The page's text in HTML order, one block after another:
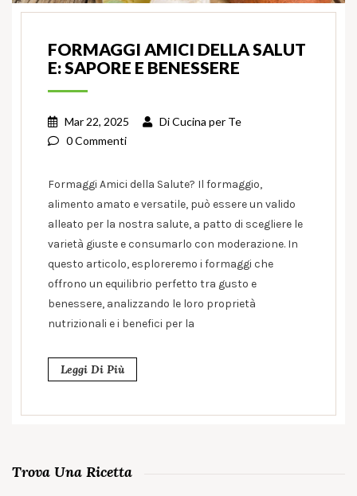
FORMAGGI AMICI DELLA SALUT
E: SAPORE E BENESSERE
Mar 22, 2025 DiCucina per Te
0 Commenti
Formaggi Amici della Salute? Il formaggio,
alimento amato e versatile, può essere un valido
alleato per la nostra salute, a patto di scegliere le
varietà giuste e consumarlo con moderazione. In
questo articolo, esploreremo i formaggi che
offrono un equilibrio perfetto tra gusto e
benessere, analizzando le loro proprietà
nutrizionali e i benefici per la
Leggi Di Più
Trova Una Ricetta